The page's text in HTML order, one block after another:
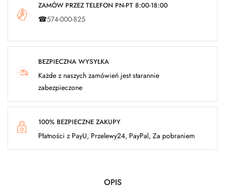
ZAMÓW PRZEZ TELEFON PN-PT 8:00-18:00
☎574-000-825
BEZPIECZNA WYSYŁKA
Każde z naszych zamówień jest starannie
zabezpieczone
100% BEZPIECZNE ZAKUPY
Płatności z PayU, Przelewy24, PayPal, Za pobraniem
OPIS